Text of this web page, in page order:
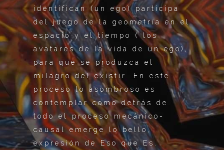
identifican (un ego) participa
del juego de la geometría en el
espacio y el tiempo ( los
avatares de la vida de un ego),
para que se produzca el
milagro del existir. En este
proceso lo asombroso es
contemplar como detrás de
todo el proceso mecánico-
causal emerge lo bello,
expresión de Eso que Es.